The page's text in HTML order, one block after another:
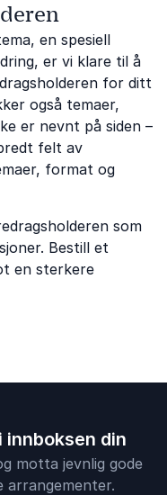
en spesiell
er vi klare til å
for ditt
også temaer,
er nevnt på siden –
felt av
format og
som
Bestill et
en sterkere
innboksen din
motta jevnlig gode
arrangementer.